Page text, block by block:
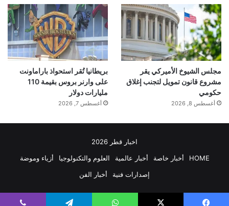
■ مصدر الخبر الأصلي
نشر لأول مرة على: naukatv.ru
تاريخ النشر: 2025-12-26 11:20:00
الكاتب:
بسبب الإنفاق الرأسمالي الضخم
مجلس الشيوخ الأميركي يقر
مشروع قانون تمويل لتجنب إغلاق
حكومي
أغسطس 8, 2026
بريطانيا تُقر استحواذ باراماونت
على وارنر بروس بقيمة 110
مليارات دولار
أغسطس 7, 2026
اخبار قطر 2026
HOME
أخبار خاصة أخبار عالمية العلوم والتكنولوجيا
أزياء وموضة
إصدارات فنية
أخبار الفن